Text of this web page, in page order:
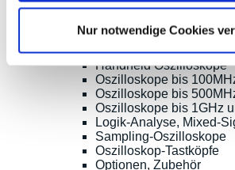
Nur notwendige Cookies
Produkte
Oszilloskope, Logik-Analyse
Tisch-Oszilloskope mit
Modular-Oszilloskope,
Handheld Oszilloskope
Oszilloskope bis
Oszilloskope bis
Oszilloskope bis 1GHz
Logik-Analyse, Mixed-
Sampling-Oszilloskope
Oszilloskop-Tastköpfe
Optionen, Zubehör